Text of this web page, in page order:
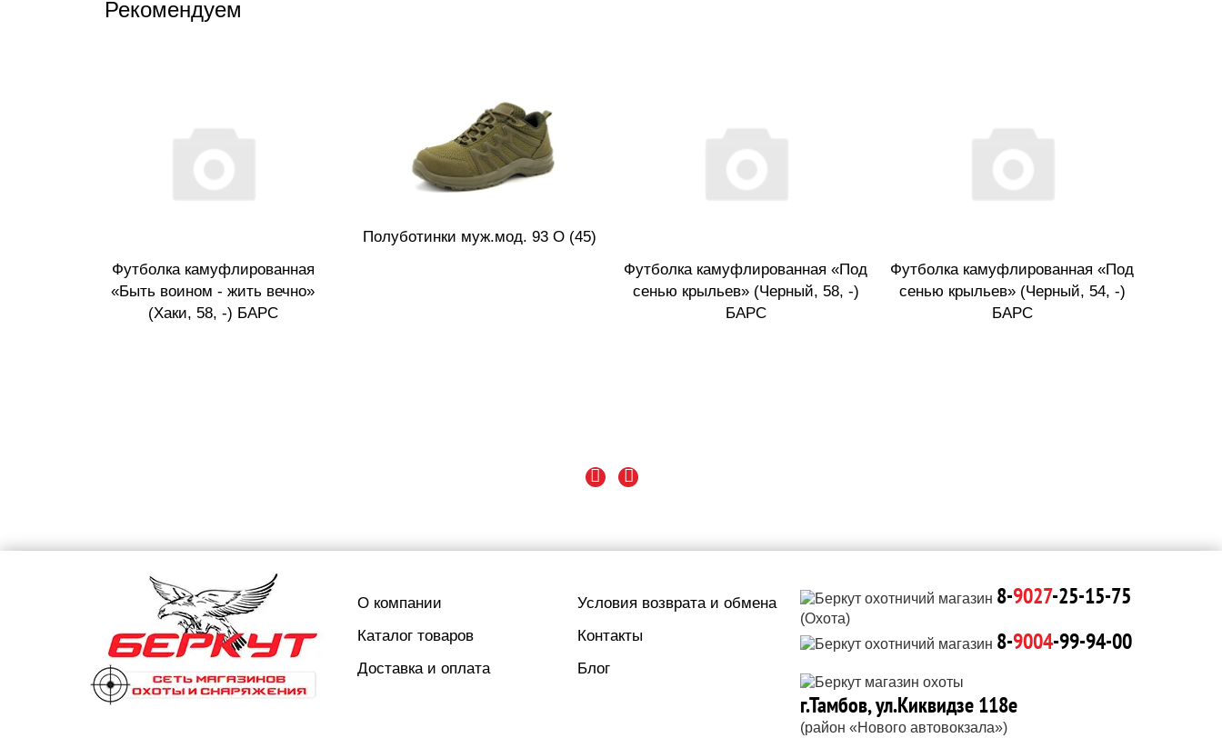
Рекомендуем
Футболка камуфлированная
«Быть воином - жить вечно»
(Хаки, 58, -) БАРС
Полуботинки муж.мод. 93 О (45)
Футболка камуфлированная «Под
сенью крыльев» (Черный, 58, -)
БАРС
Футболка камуфлированная «Под
сенью крыльев» (Черный, 54, -)
БАРС
О компании
Каталог товаров
Доставка и оплата
Условия возврата и обмена
Контакты
Блог
8-9027-25-15-75
(Охота)
8-9004-99-94-00
г.Тамбов, ул.Киквидзе 118е
(район «Нового автовокзала»)